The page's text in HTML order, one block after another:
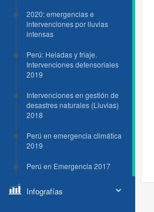
2020: emergencias e
intervenciones por lluvias
intensas
Perú: Heladas y friaje.
Intervenciones defensoriales
2019
Intervenciones en gestión de
desastres naturales (Lluvias)
2018
Perú en emergencia climática
2019
Perú en Emergencia 2017
Infografías